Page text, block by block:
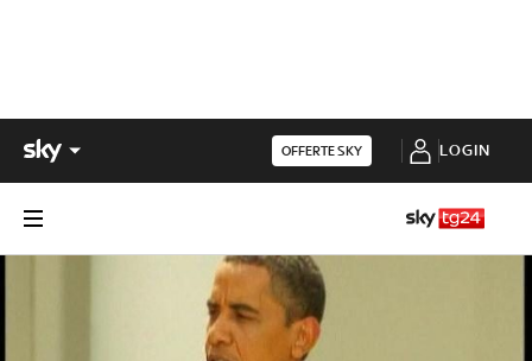
OFFERTE SKY LOGIN